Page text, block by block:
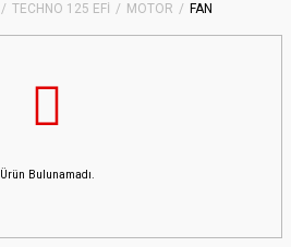
TECHNO 125 EFİ MOTOR FAN
Ürün Bulunamadı.